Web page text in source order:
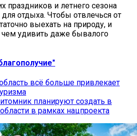
праздников и летнего сезона
отдыха. Чтобы отвлечься от
выехать на природу, и
удивить даже бывалого
всё больше привлекает
планируют создать в
в рамках нацпроекта